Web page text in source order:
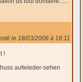
le 18/03/2008 à 18:11
!
aufwieder-sehen